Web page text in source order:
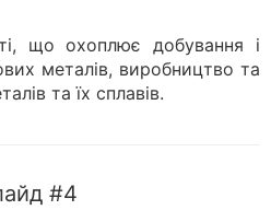
що охоплює добування і
металів, виробництво та
та їх сплавів.
#4